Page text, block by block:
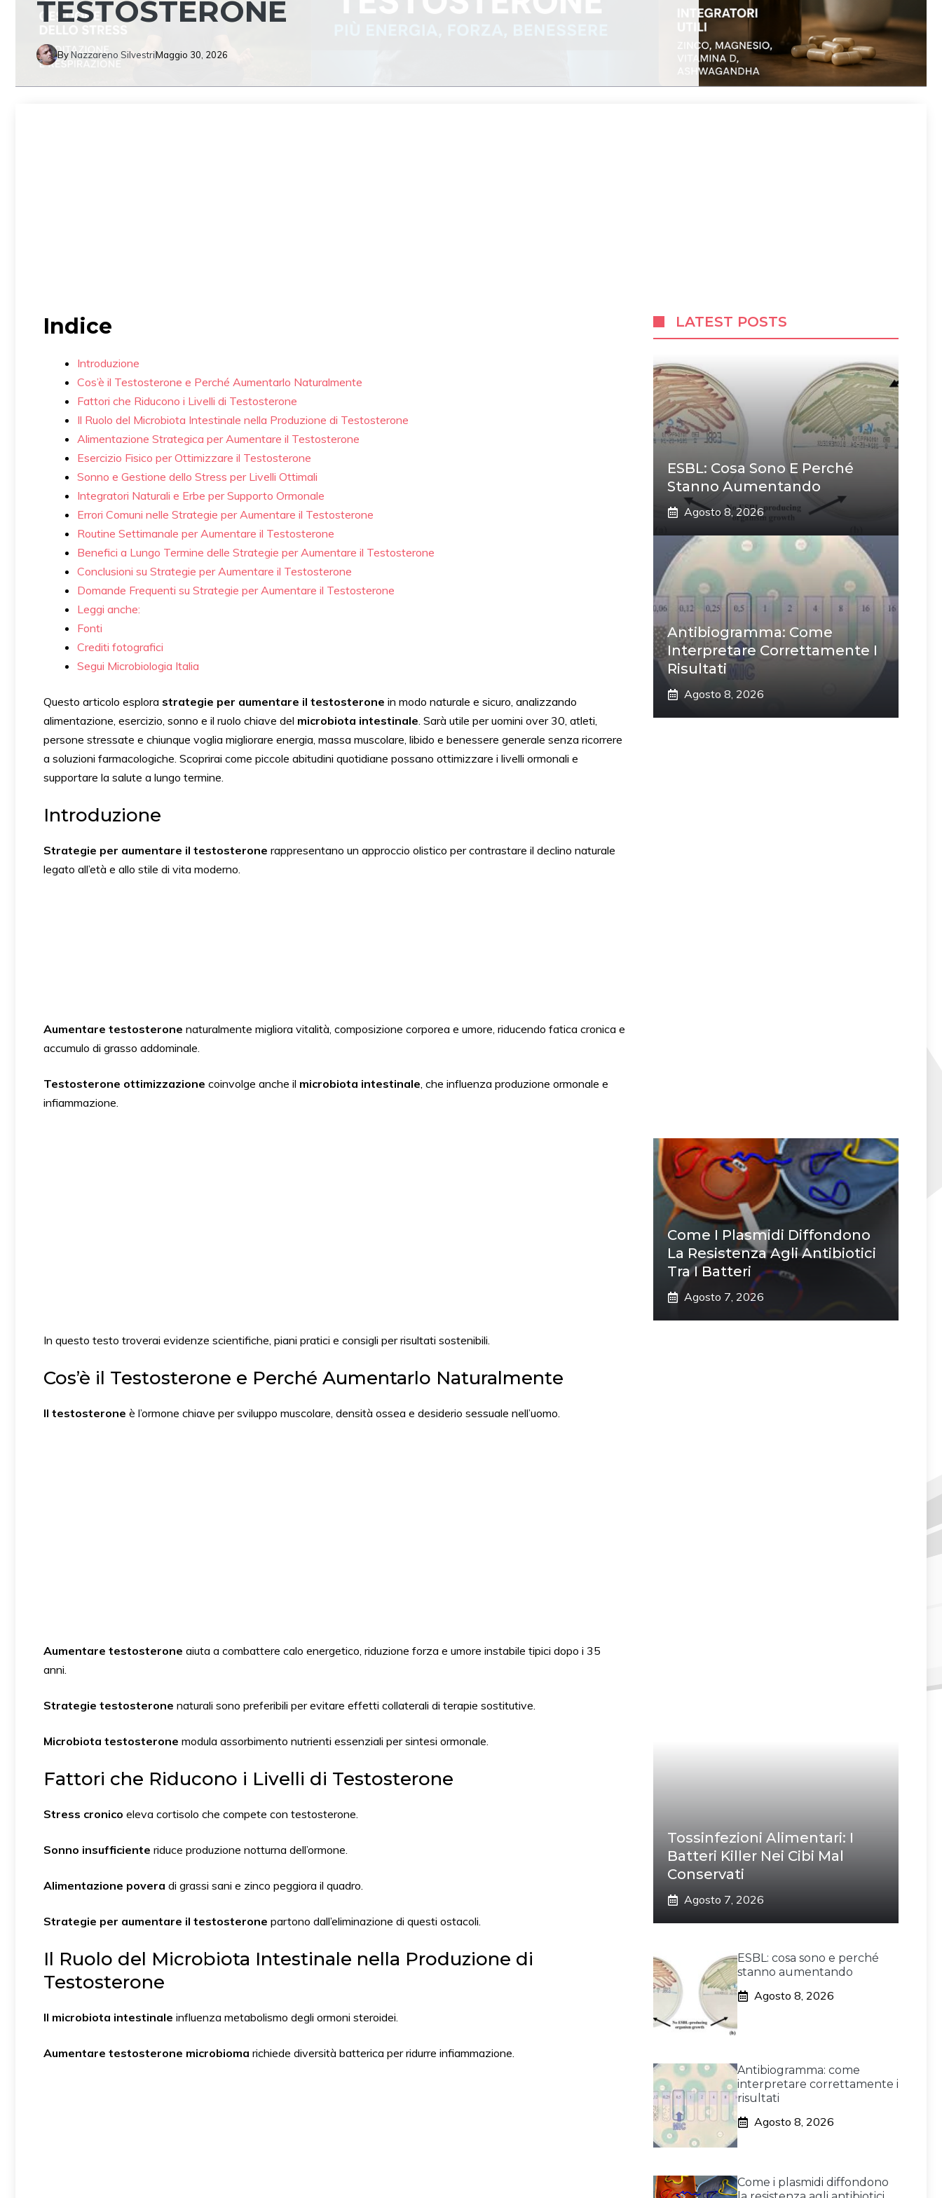
TESTOSTERONE
ByNazzareno SilvestriMaggio 30, 2026
Indice
Introduzione
Cos’è il Testosterone e Perché Aumentarlo Naturalmente
Fattori che Riducono i Livelli di Testosterone
Il Ruolo del Microbiota Intestinale nella Produzione di Testosterone
Alimentazione Strategica per Aumentare il Testosterone
Esercizio Fisico per Ottimizzare il Testosterone
Sonno e Gestione dello Stress per Livelli Ottimali
Integratori Naturali e Erbe per Supporto Ormonale
Errori Comuni nelle Strategie per Aumentare il Testosterone
Routine Settimanale per Aumentare il Testosterone
Benefici a Lungo Termine delle Strategie per Aumentare il Testosterone
Conclusioni su Strategie per Aumentare il Testosterone
Domande Frequenti su Strategie per Aumentare il Testosterone
Leggi anche:
Fonti
Crediti fotografici
Segui Microbiologia Italia
Questo articolo esplora strategie per aumentare il testosterone in modo naturale e sicuro, analizzando
alimentazione, esercizio, sonno e il ruolo chiave del microbiota intestinale. Sarà utile per uomini over 30, atleti,
persone stressate e chiunque voglia migliorare energia, massa muscolare, libido e benessere generale senza ricorrere
a soluzioni farmacologiche. Scoprirai come piccole abitudini quotidiane possano ottimizzare i livelli ormonali e
supportare la salute a lungo termine.
Introduzione
Strategie per aumentare il testosterone rappresentano un approccio olistico per contrastare il declino naturale
legato all’età e allo stile di vita moderno.
Aumentare testosterone naturalmente migliora vitalità, composizione corporea e umore, riducendo fatica cronica e
accumulo di grasso addominale.
Testosterone ottimizzazione coinvolge anche il microbiota intestinale, che influenza produzione ormonale e
infiammazione.
In questo testo troverai evidenze scientifiche, piani pratici e consigli per risultati sostenibili.
Cos’è il Testosterone e Perché Aumentarlo Naturalmente
Il testosterone è l’ormone chiave per sviluppo muscolare, densità ossea e desiderio sessuale nell’uomo.
Aumentare testosterone aiuta a combattere calo energetico, riduzione forza e umore instabile tipici dopo i 35
anni.
Strategie testosterone naturali sono preferibili per evitare effetti collaterali di terapie sostitutive.
Microbiota testosterone modula assorbimento nutrienti essenziali per sintesi ormonale.
Fattori che Riducono i Livelli di Testosterone
Stress cronico eleva cortisolo che compete con testosterone.
Sonno insufficiente riduce produzione notturna dell’ormone.
Alimentazione povera di grassi sani e zinco peggiora il quadro.
Strategie per aumentare il testosterone partono dall’eliminazione di questi ostacoli.
Il Ruolo del Microbiota Intestinale nella Produzione di
Testosterone
Il microbiota intestinale influenza metabolismo degli ormoni steroidei.
Aumentare testosterone microbioma richiede diversità batterica per ridurre infiammazione.
LATEST POSTS
ESBL: Cosa Sono E Perché
Stanno Aumentando
Agosto 8, 2026
Antibiogramma: Come
Interpretare Correttamente I
Risultati
Agosto 8, 2026
Come I Plasmidi Diffondono
La Resistenza Agli Antibiotici
Tra I Batteri
Agosto 7, 2026
Tossinfezioni Alimentari: I
Batteri Killer Nei Cibi Mal
Conservati
Agosto 7, 2026
ESBL: cosa sono e perché
stanno aumentando
Agosto 8, 2026
Antibiogramma: come
interpretare correttamente i
risultati
Agosto 8, 2026
Come i plasmidi diffondono